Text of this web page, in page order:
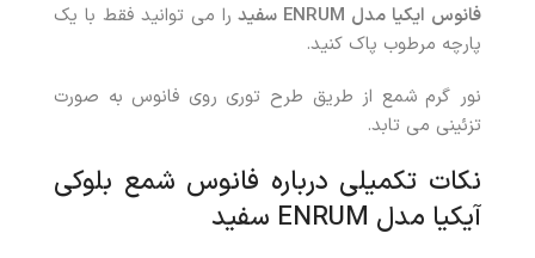
فانوس ایکیا مدل
سفیدرا می توانید فقط با یک
پارچه مرطوب پاک کنید.
نور گرم شمع از طریق طرح توری روی فانوس به صورت
تزئینی می تابد.
نکات تکمیلی درباره فانوس شمع بلوکی
آیکیا مدل ENRUM سفید